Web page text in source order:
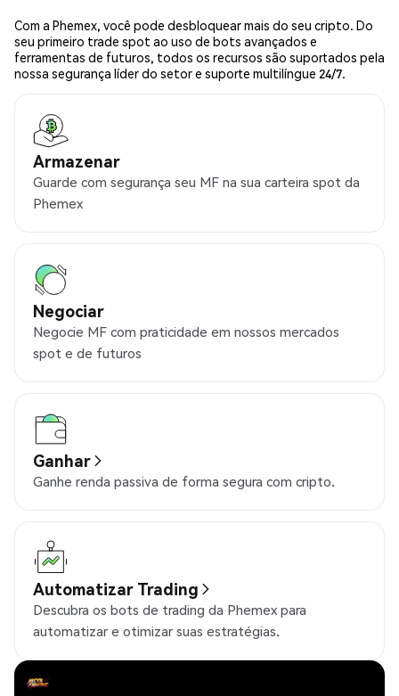
Com a Phemex, você pode desbloquear mais do seu cripto. Do
seu primeiro trade spot ao uso de bots avançados e
ferramentas de futuros, todos os recursos são suportados pela
nossa segurança líder do setor e suporte multilíngue 24/7.
Armazenar
Guarde com segurança seu MF na sua carteira spot da
Phemex
Negociar
Negocie MF com praticidade em nossos mercados
spot e de futuros
Ganhar
Ganhe renda passiva de forma segura com cripto.
Automatizar Trading
Descubra os bots de trading da Phemex para
automatizar e otimizar suas estratégias.